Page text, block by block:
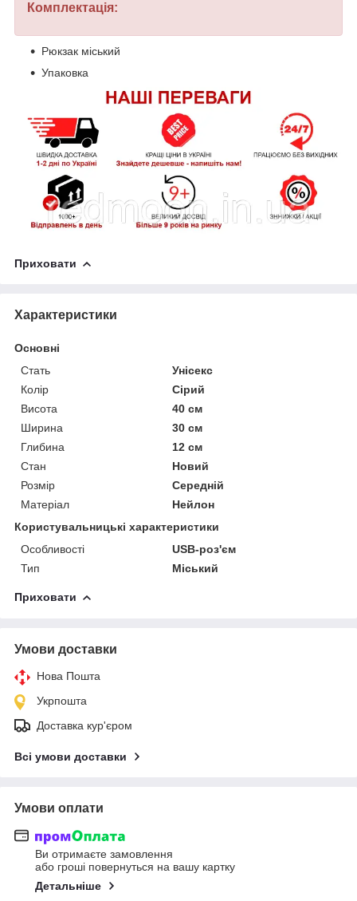
Комплектація:
Рюкзак міський
Упаковка
Приховати
Характеристики
Основні
Стать
Унісекс
Колір
Сірий
Висота
40 см
Ширина
30 см
Глибина
12 см
Стан
Новий
Розмір
Середній
Матеріал
Нейлон
Користувальницькі характеристики
Особливості
USB-роз'єм
Тип
Міський
Приховати
Умови доставки
Нова Пошта
Укрпошта
Доставка кур'єром
Всі умови доставки
Умови оплати
Ви отримаєте замовлення
або гроші повернуться на вашу картку
Детальніше